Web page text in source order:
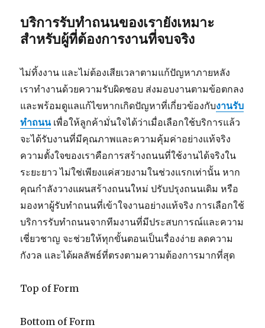
บริการรับทำถนนของเรายังเหมาะ
สำหรับผู้ที่ต้องการงานที่จบจริง
ไม่ทิ้งงาน และไม่ต้องเสียเวลาตามแก้ปัญหาภายหลัง
เราทำงานด้วยความรับผิดชอบ ส่งมอบงานตามข้อตกลง
และพร้อมดูแลแก้ไขหากเกิดปัญหาที่เกี่ยวข้องกับงานรับ
ทำถนนเพื่อให้ลูกค้ามั่นใจได้ว่าเมื่อเลือกใช้บริการแล้ว
จะได้รับงานที่มีคุณภาพและความคุ้มค่าอย่างแท้จริง
ความตั้งใจของเราคือการสร้างถนนที่ใช้งานได้จริงใน
ระยะยาว ไม่ใช่เพียงแค่สวยงามในช่วงแรกเท่านั้น หาก
คุณกำลังวางแผนสร้างถนนใหม่ ปรับปรุงถนนเดิม หรือ
มองหาผู้รับทำถนนที่เข้าใจงานอย่างแท้จริง การเลือกใช้
บริการรับทำถนนจากทีมงานที่มีประสบการณ์และความ
เชี่ยวชาญ จะช่วยให้ทุกขั้นตอนเป็นเรื่องง่าย ลดความ
กังวล และได้ผลลัพธ์ที่ตรงตามความต้องการมากที่สุด
Top of Form
Bottom of Form